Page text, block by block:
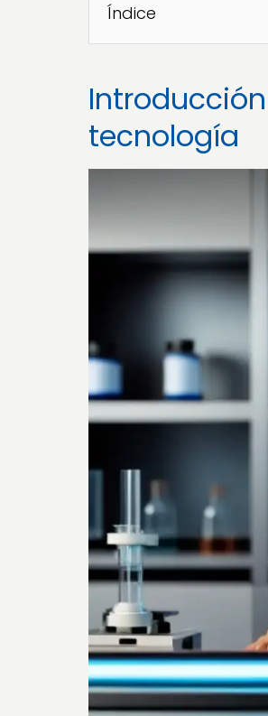
Índice
tecnología